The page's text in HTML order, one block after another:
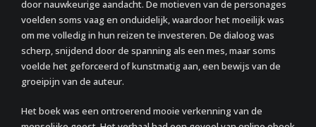
door nauwkeurige aandacht. De motieven van de personages
voelden soms vaag en onduidelijk, waardoor het moeilijk was
om me volledig in hun reizen te investeren. De dialoog was
scherp, snijdend door de spanning als een mes, maar soms
voelde het geforceerd of kunstmatig aan, een bewijs van de
groeipijn van de auteur.
Het boek was een ontroerend mooie verkenning van de